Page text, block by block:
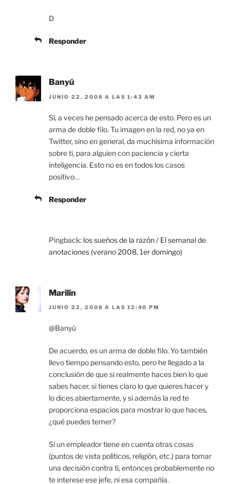
D
Responder
Banyú
JUNIO 22, 2008 A LAS 1:43 AM
Sí, a veces he pensado acerca de esto. Pero es un
arma de doble filo. Tu imagen en la red, no ya en
Twitter, sino en general, da muchísima información
sobre ti, para alguien con paciencia y cierta
inteligencia. Esto no es en todos los casos
positivo…
Responder
Pingback: los sueños de la razón / El semanal de
anotaciones (verano 2008, 1er domingo)
Marilín
JUNIO 22, 2008 A LAS 12:40 PM
@Banyú
De acuerdo, es un arma de doble filo. Yo también
llevo tiempo pensando esto, pero he llegado a la
conclusión de que si realmente haces bien lo que
sabes hacer, si tienes claro lo que quieres hacer y
lo dices abiertamente, y si además la red te
proporciona espacios para mostrar lo que haces,
¿qué puedes temer?
Si un empleador tiene en cuenta otras cosas
(puntos de vista políticos, religión, etc.) para tomar
una decisión contra tí, entonces probablemente no
te interese ese jefe, ni esa compañía.